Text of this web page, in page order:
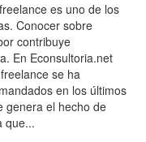
es uno de los
Conocer sobre
contribuye
En Econsultoria.net
se ha
en los últimos
genera el hecho de
que...